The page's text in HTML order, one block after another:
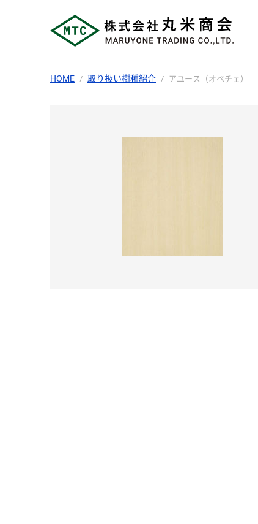
HOME 取り扱い樹種紹介 アユース（オベチェ）